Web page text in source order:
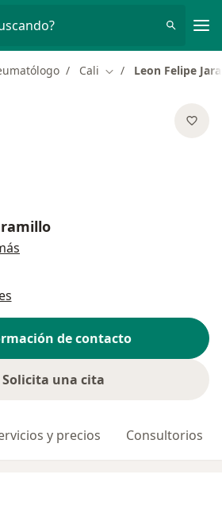
Cali Cambiar de ciudad
Leon Felipe
de contacto
Solicita una cita
y precios Consultorios